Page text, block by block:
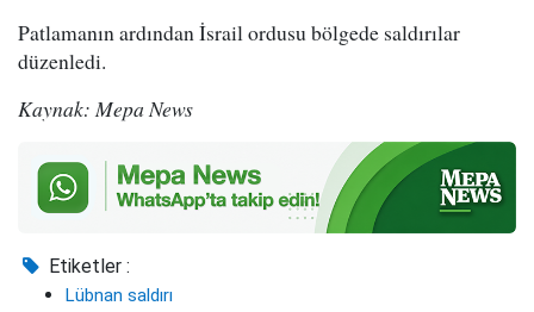
Patlamanın ardından İsrail ordusu bölgede saldırılar
düzenledi.
Kaynak: Mepa News
Etiketler :
Lübnan saldırı